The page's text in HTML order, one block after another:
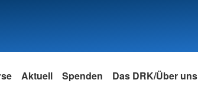
Aktuell Spenden Das DRK/Über uns